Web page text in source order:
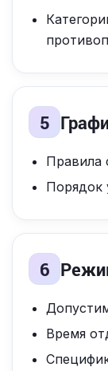
5
Правила
Порядок
6
Время